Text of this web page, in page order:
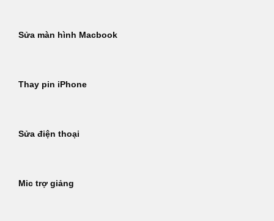
Sửa màn hình Macbook
Thay pin iPhone
Sửa điện thoại
Mic trợ giảng